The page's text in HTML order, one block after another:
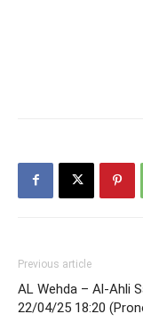
Previous article
AL Wehda – Al-Ahli
22/04/25 18:20